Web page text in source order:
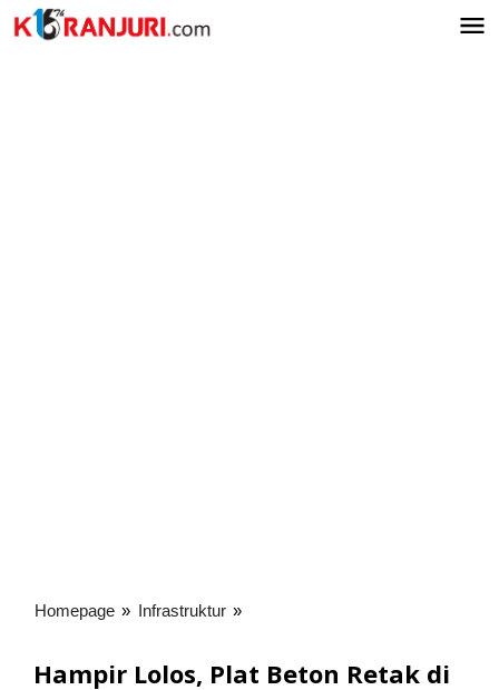
Lewati
ke
Homepage » Infrastruktur »
Beton
Hampir Lolos, Plat Beton Retak di